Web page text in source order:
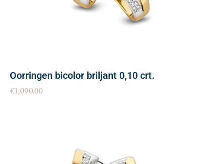
Oorringen bicolor briljant 0,10 crt.
€1,090.00